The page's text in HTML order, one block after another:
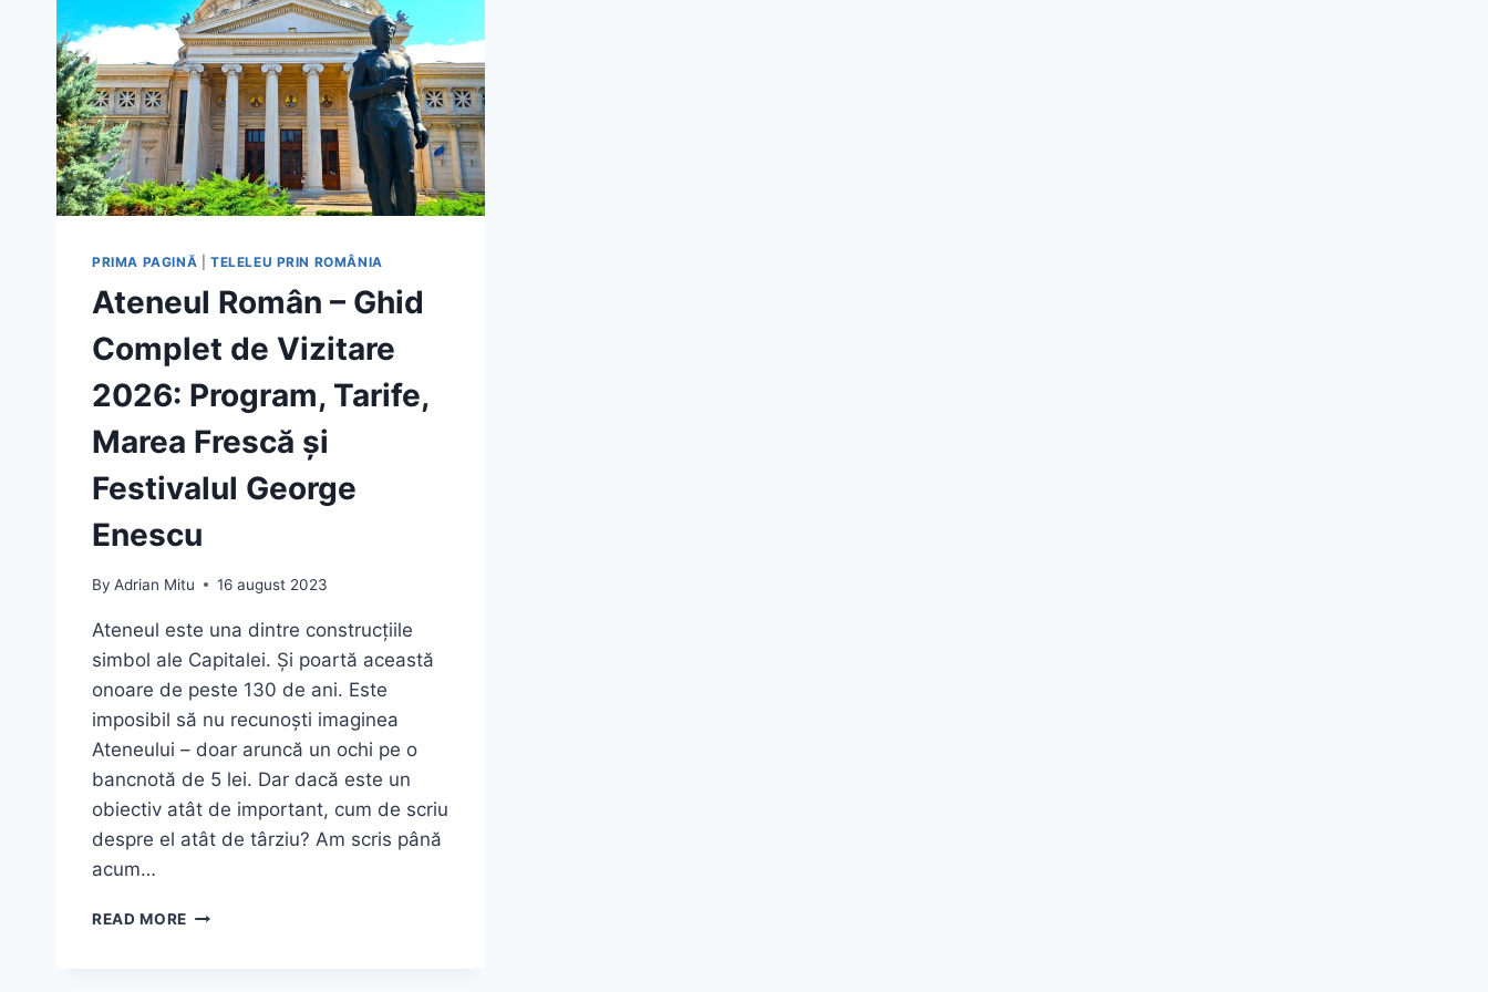
PRIMA PAGINĂ TELELEU PRIN ROMÂNIA
Ateneul Român – Ghid
Complet de Vizitare
2026: Program, Tarife,
Marea Frescă și
Festivalul George
Enescu
By Adrian Mitu 16 august 2023
Ateneul este una dintre construcțiile
simbol ale Capitalei. Și poartă această
onoare de peste 130 de ani. Este
imposibil să nu recunoști imaginea
Ateneului – doar aruncă un ochi pe o
bancnotă de 5 lei. Dar dacă este un
obiectiv atât de important, cum de scriu
despre el atât de târziu? Am scris până
acum…
READ MORE ATENEUL